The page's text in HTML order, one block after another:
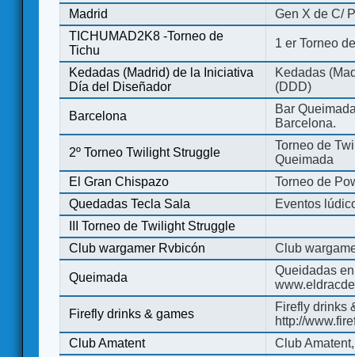
Madrid
Gen X de C/
TICHUMAD2K8 -Torneo de
Tichu
1 er Torneo
Kedadas (Madrid) de la Iniciativa
Día del Diseñador
Kedadas
(DDD)
Barcelona
Bar
Barcelona.
2º Torneo Twilight Struggle
Torneo de
Queimada
El Gran Chispazo
Torneo de
Quedadas Tecla Sala
Eventos
III Torneo de Twilight Struggle
Club wargamer Rvbicón
Club
Queimada
Queidadas
Firefly drinks & games
Firefly drinks
http://
Club Amatent
Club